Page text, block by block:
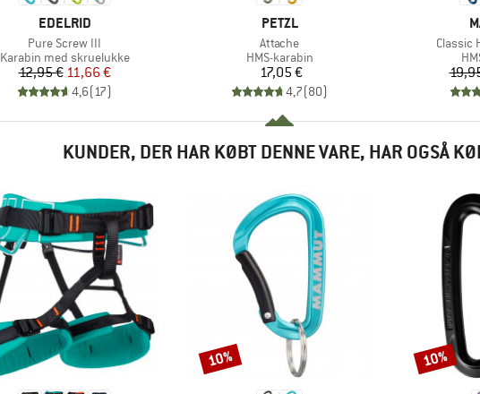
MÆRKE
EDELRID
Artikel
Pure Screw III
Produktgruppe
Karabin med skruelukke
Pris
12,95 €Nedsat pris
11,66 €
4,6(17)
MÆRKE
PETZL
Artikel
Attache
Produktgruppe
HMS-karabin
Pris
17,05 €
4,7(80)
Artikel
Classic
KUNDER, DER HAR KØBT DENNE VARE, HAR OGSÅ
Rabat
10% Rabat
10%